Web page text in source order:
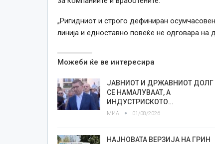
„Ригидниот и строго дефиниран
линија и едноставно повеќе не одговара на
Можеби ќе ве интересира
ЈАВНИОТ И ДРЖАВНИОТ ДОЛГ
СЕ НАМАЛУВААТ, А
ИНДУСТРИСКОТО…
МИА 01/08/2026
НАЈНОВАТА ВЕРЗИЈА НА ГРИН